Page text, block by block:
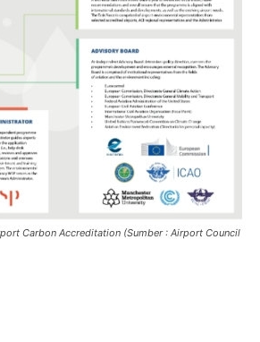
Carbon Accreditation (Sumber : Airport Council